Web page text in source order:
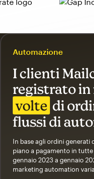
Automazione
I clienti
registrato in
volte di
flussi di
In base agli ordini generati
piano a pagamento in
gennaio 2023 a gennaio
marketing automation